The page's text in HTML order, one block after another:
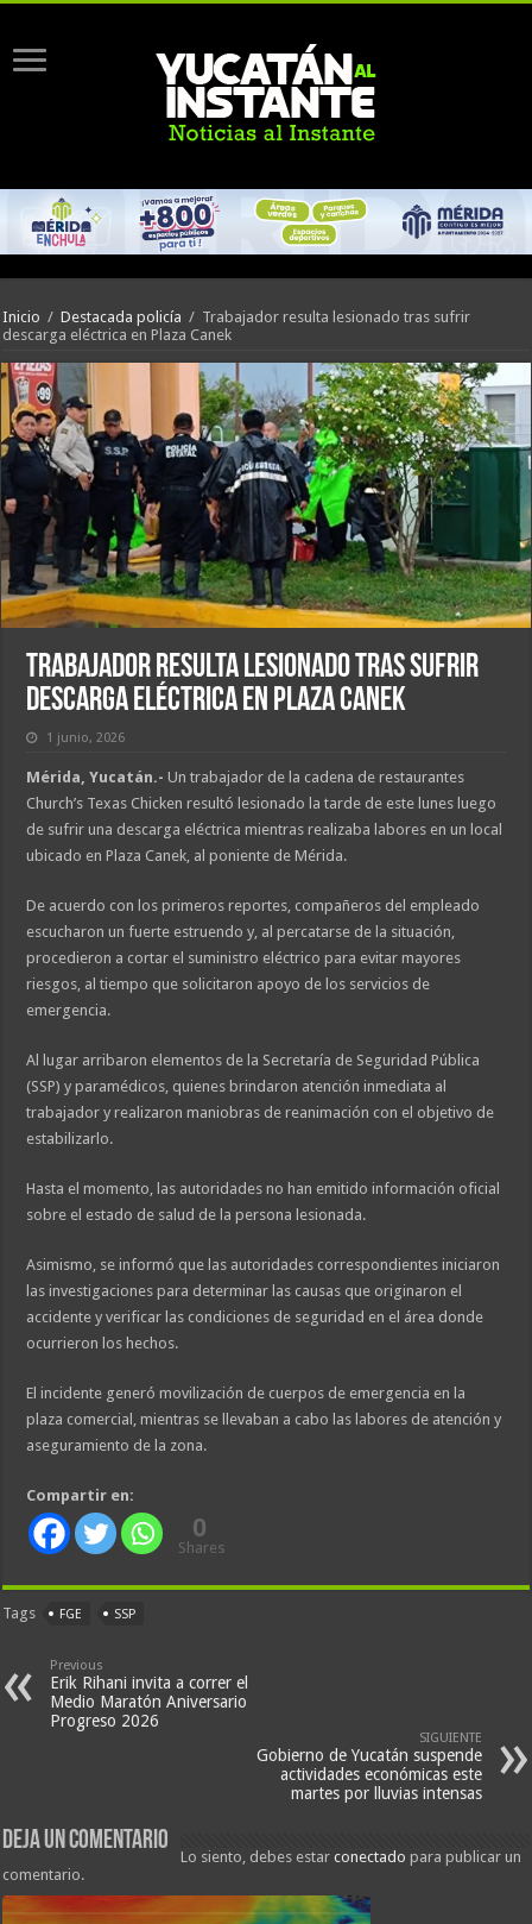
Inicio / Destacada policía / Trabajador resulta lesionado tras sufrir
descarga eléctrica en Plaza Canek
Trabajador resulta lesionado tras sufrir
descarga eléctrica en Plaza Canek
1 junio, 2026
Mérida, Yucatán.- Un trabajador de la cadena de restaurantes
Church’s Texas Chicken resultó lesionado la tarde de este lunes luego
de sufrir una descarga eléctrica mientras realizaba labores en un local
ubicado en Plaza Canek, al poniente de Mérida.
De acuerdo con los primeros reportes, compañeros del empleado
escucharon un fuerte estruendo y, al percatarse de la situación,
procedieron a cortar el suministro eléctrico para evitar mayores
riesgos, al tiempo que solicitaron apoyo de los servicios de
emergencia.
Al lugar arribaron elementos de la Secretaría de Seguridad Pública
(SSP) y paramédicos, quienes brindaron atención inmediata al
trabajador y realizaron maniobras de reanimación con el objetivo de
estabilizarlo.
Hasta el momento, las autoridades no han emitido información oficial
sobre el estado de salud de la persona lesionada.
Asimismo, se informó que las autoridades correspondientes iniciaron
las investigaciones para determinar las causas que originaron el
accidente y verificar las condiciones de seguridad en el área donde
ocurrieron los hechos.
El incidente generó movilización de cuerpos de emergencia en la
plaza comercial, mientras se llevaban a cabo las labores de atención y
aseguramiento de la zona.
Compartir en:
0
Shares
Tags FGE SSP
Previous
Erik Rihani invita a correr el
Medio Maratón Aniversario
Progreso 2026
SIGUIENTE
Gobierno de Yucatán suspende
actividades económicas este
martes por lluvias intensas
Deja un comentario
Lo siento, debes estarconectado para publicar un
comentario.